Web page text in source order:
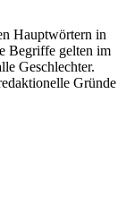
Hauptwörtern in
Begriffe gelten im
Geschlechter.
Gründe